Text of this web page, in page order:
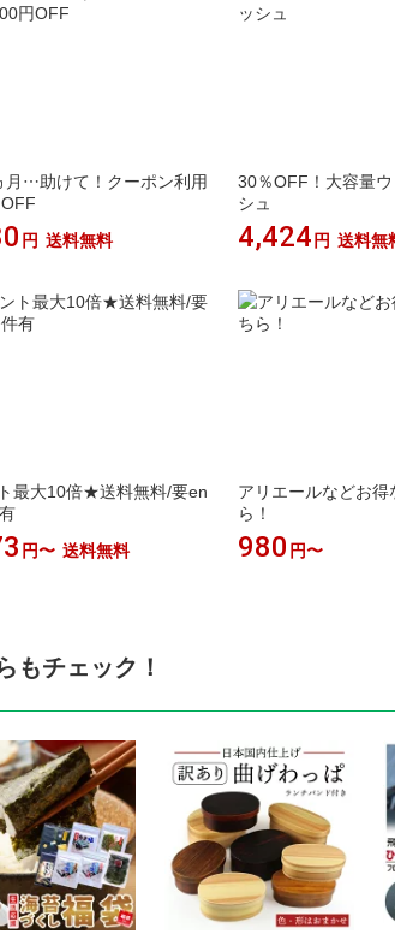
月…助けて！クーポン利用
円 送料無料
30％OFF！大容量
シュ
4,424 円 送料無
最大10倍★送料無料/要en
円〜 送料無料
アリエールなどお得
ら！
980 円〜
もチェック！